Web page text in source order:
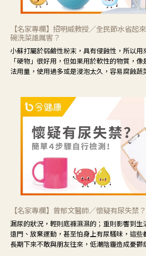
【名家專欄】招明威教授／全民節水省起
碗洗菜誰厲害？
小蘇打屬於弱鹼性粉末，具有侵蝕性，所以
「硬物」很好用，但如果用於軟性的物質，
法用量，使用過多或是浸泡太久，容易腐蝕
【名家專欄】曾郁文醫師／懷疑有尿失禁
漏尿的狀況，輕則底褲濕濕的；重則影響到生
遠門、放棄運動，甚至怕身上有尿騷味，這些
長期下來不敢與朋友往來，低潮陰霾造成憂鬱